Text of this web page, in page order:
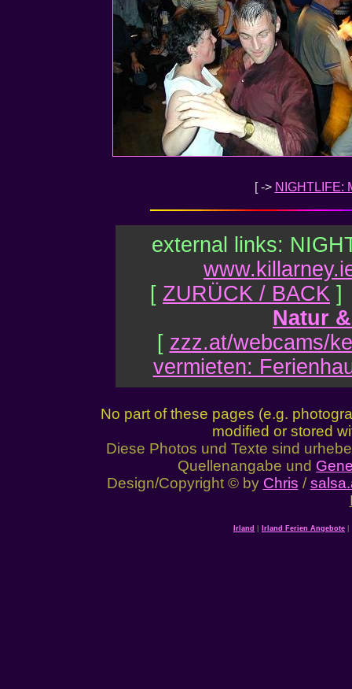
[-> NIGHTLIFE:
external links:
[ ZURÜCK / BACK
Natur
[ zzz.at/webcams/
vermieten:
No part of these pages (e.g.
modified or stored
Diese Photos und Texte sind
Quellenangabe und
Design/Copyright © by Chris /
Irland Irland Ferien Angebote